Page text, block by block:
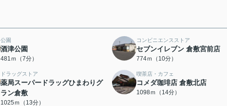
公園
酒津公園
481ｍ（7分）
コンビニエンスストア
セブンイレブン 倉敷宮前店
774ｍ（10分）
ドラッグストア
薬局スーパードラッグひまわりグ
ラン倉敷
1025ｍ（13分）
喫茶店・カフェ
コメダ珈琲店 倉敷北店
1098ｍ（14分）